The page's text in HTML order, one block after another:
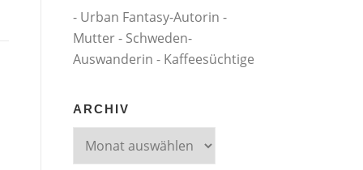
- Urban Fantasy-Autorin -
Mutter - Schweden-
Auswanderin - Kaffeesüchtige
ARCHIV
Archiv